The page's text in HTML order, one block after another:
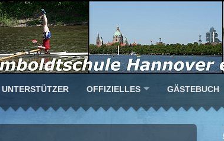
UNTERSTÜTZER OFFIZIELLES GÄSTEBUCH